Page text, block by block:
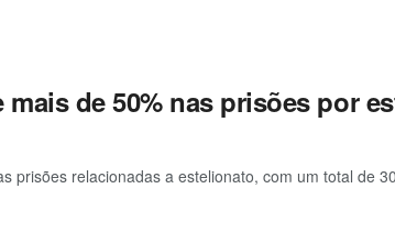
de 50% nas prisões por
prisões relacionadas a estelionato, com um total de